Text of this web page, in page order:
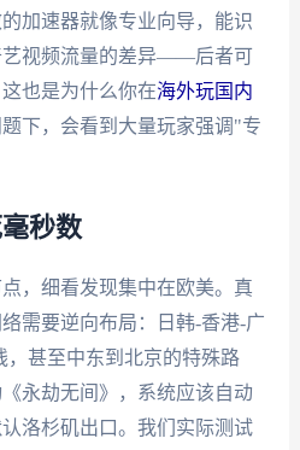
加速器就像专业向导，能识
艺视频流量的差异——后者可
也是为什么你在海外玩国内
下，会看到大量玩家强调"专
秒数
，细看发现集中在欧美。真
需要逆向布局：日韩-香港-广
，甚至中东到北京的特殊路
永劫无间》，系统应该自动
洛杉矶出口。我们实际测试